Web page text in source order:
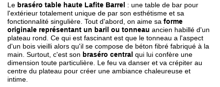
Le braséro table haute Lafite Barrel : une table de bar pour
l'extérieur totalement unique de par son esthétisme et sa
fonctionnalité singulière. Tout d'abord, on aime sa forme
originale représentant un baril ou tonneau ancien habillé d'un
plateau rond. Ce qui est fascinant est que le tonneau a l'aspect
d'un bois vieilli alors qu'il se compose de béton fibré fabriqué à la
main. Surtout, c'est son braséro central qui lui confère une
dimension toute particulière. Le feu va danser et va crépiter au
centre du plateau pour créer une ambiance chaleureuse et
intime.